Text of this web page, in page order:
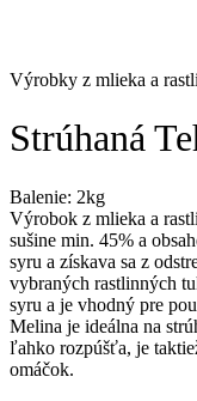
Výrobky z mlieka a
Strúhaná
Balenie: 2kg
Výrobok z mlieka a
sušine min. 45% a
syru a získava sa z
vybraných rastlinných
syru a je vhodný pre
Melina je ideálna na
ľahko rozpúšťa, je
omáčok.